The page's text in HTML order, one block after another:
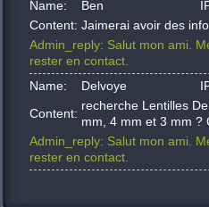
Name:
Ben
Content: Jaimerai avoir des
Admin_reply: Salut mon ami.
rester en contact.
Name:
Delvoye
Content:
recherche Lentilles
mm, 4 mm et 3 mm ?
Admin_reply: Salut mon ami.
rester en contact.